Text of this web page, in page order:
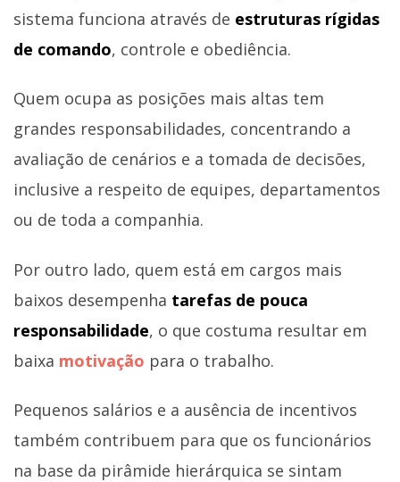
sistema funciona através de estruturas rígidas
de comando, controle e obediência.
Quem ocupa as posições mais altas tem
grandes responsabilidades, concentrando a
avaliação de cenários e a tomada de decisões,
inclusive a respeito de equipes, departamentos
ou de toda a companhia.
Por outro lado, quem está em cargos mais
baixos desempenha tarefas de pouca
responsabilidade, o que costuma resultar em
baixa motivação para o trabalho.
Pequenos salários e a ausência de incentivos
também contribuem para que os funcionários
na base da pirâmide hierárquica se sintam